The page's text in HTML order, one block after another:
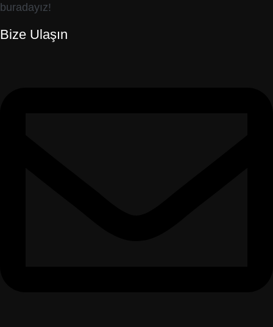
buradayız!
Bize Ulaşın